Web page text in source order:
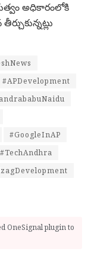
అధికారంలోకి
#APDevelopment
#GoogleInAP
#TechAndhra
OneSignal plugin to